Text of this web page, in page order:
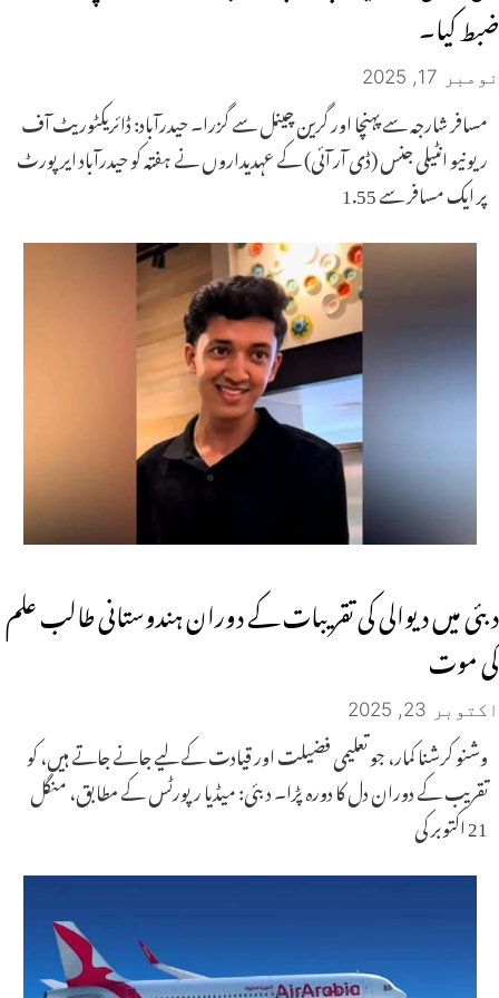
ضبط کیا۔
نومبر 17, 2025
مسافر شارجہ سے پہنچا اور گرین چینل سے گزرا۔ حیدرآباد: ڈائریکٹوریٹ آف
ریونیو انٹیلی جنس (ڈی آر آئی) کے عہدیداروں نے ہفتہ کو حیدرآباد ایرپورٹ
پر ایک مسافر سے 1.55
دبئی میں دیوالی کی تقریبات کے دوران ہندوستانی طالب علم
کی موت
اکتوبر 23, 2025
وشنو کرشنا کمار، جو تعلیمی فضیلت اور قیادت کے لیے جانے جاتے ہیں، کو
تقریب کے دوران دل کا دورہ پڑا۔ دبئی: میڈیا رپورٹس کے مطابق، منگل
21 اکتوبر کی